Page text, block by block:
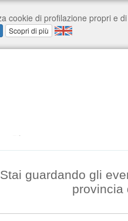
Stai guardando gli
provincia